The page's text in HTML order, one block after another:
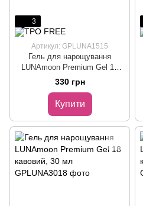
3
Артикул: GPLUNA1515
Гель для нарощування
LUNAmoon Premium Gel 15
лавандово-рожевий, 15 мл
330 грн
Купити